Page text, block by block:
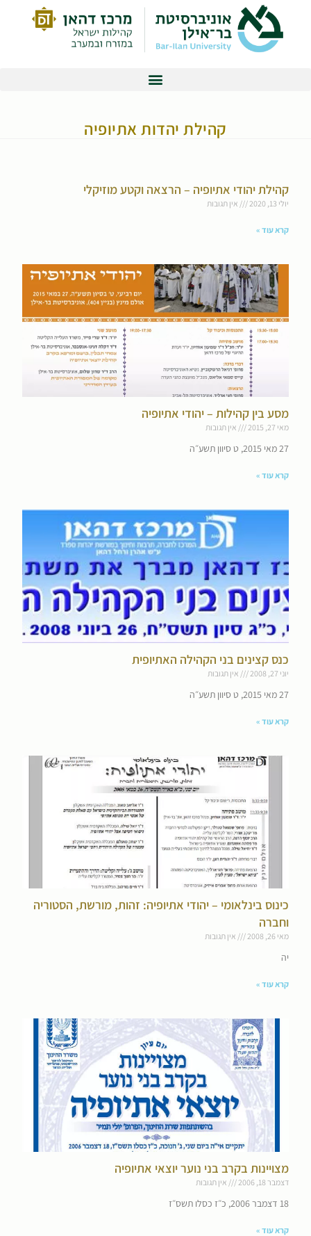
קהילת יהדות אתיופיה
קהילת יהודי אתיופיה – הרצאה וקטע מוזיקלי
יולי 13, 2020 אין תגובות
קרא עוד »
מסע בין קהילות – יהודי אתיופיה
מאי 27, 2015 אין תגובות
27 מאי 2015, ט סיוון תשע״ה
קרא עוד »
כנס קצינים בני הקהילה האתיופית
יוני 27, 2008 אין תגובות
27 מאי 2015, ט סיוון תשע״ה
קרא עוד »
כינוס בינלאומי – יהודי אתיופיה: זהות, מורשת, הסטוריה
וחברה
מאי 26, 2008 אין תגובות
יה
קרא עוד »
מצויינות בקרב בני נוער יוצאי אתיופיה
דצמבר 18, 2006 אין תגובות
18 דצמבר 2006, כ״ז כסלו תשס״ז
קרא עוד »